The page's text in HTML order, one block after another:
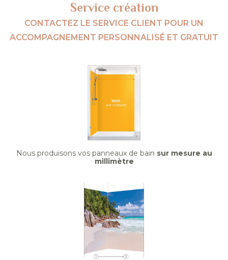
Service création
CONTACTEZ LE SERVICE CLIENT POUR UN
ACCOMPAGNEMENT PERSONNALISÉ ET GRATUIT
Nous produisons vos panneaux de bain sur mesure au
millimètre